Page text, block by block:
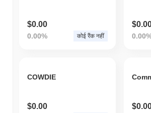
$0.00
0.00% कोई रैंक नहीं
COWDIE
$0.00